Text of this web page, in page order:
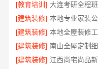
[教育培训]
[建筑装修]
[建筑装修]
[建筑装修] 南山全屋定制
[建筑装修]